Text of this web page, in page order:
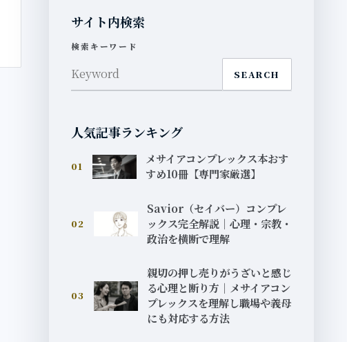
サイト内検索
検索キーワード
SEARCH
人気記事ランキング
01
メサイアコンプレックス本おす
すめ10冊【専門家厳選】
02
Savior（セイバー）コンプレ
ックス完全解説｜心理・宗教・
政治を横断で理解
03
親切の押し売りがうざいと感じ
る心理と断り方｜メサイアコン
プレックスを理解し職場や義母
にも対応する方法